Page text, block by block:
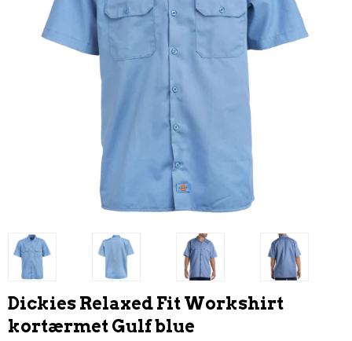
Dickies Relaxed Fit Workshirt
kortærmet Gulf blue